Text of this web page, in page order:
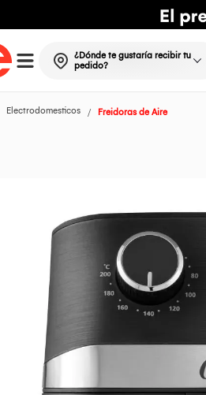
¿Dónde te gustaría recibir tu
pedido?
Electrodomesticos Freidoras de Aire